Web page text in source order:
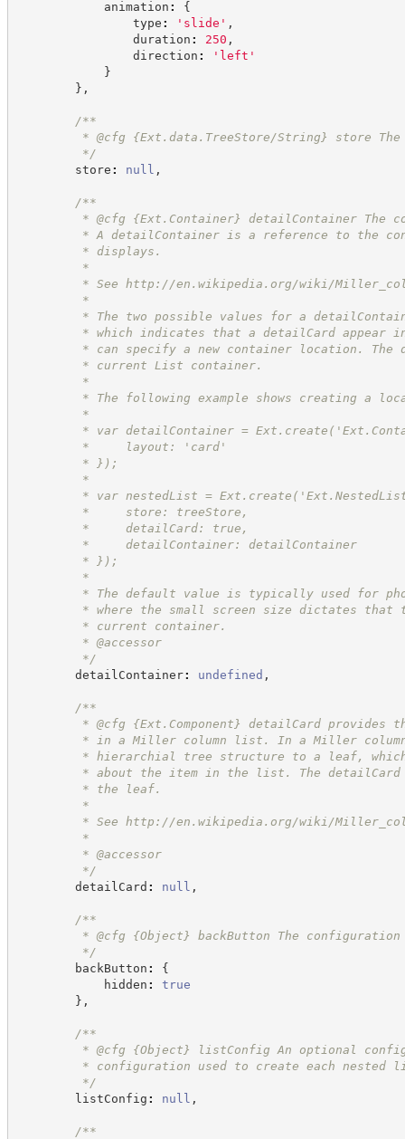
animation :
{
type : ' slide ' ,
duration : 250 ,
direction : ' left '
}
} ,
/**
* @cfg {Ext.data.TreeStore/String} store The
*/
store : null ,
/**
* @cfg {Ext.Container}
detailContainer The
* A detailContainer is a reference to the
* displays.
*
* See http://en.wikipedia.org/wiki/
*
* The two possible values for a
* which indicates that a detailCard appear in
* can specify a new container location. The
* current List container.
*
* The following example shows creating a
*
* var detailContainer =
*     layout: 'card'
* });
*
* var nestedList =
*     store: treeStore,
*     detailCard: true,
*     detailContainer: detailContainer
* });
*
* The default value is typically used for
* where the small screen size dictates that
* current container.
* @accessor
*/
detailContainer: undefined ,
/**
* @cfg {Ext.Component}
detailCard provides
* in a Miller column list. In a Miller column,
* hierarchial tree structure to a leaf, which
* about the item in the list. The detailCard
* the leaf.
*
* See http://en.wikipedia.org/wiki/
*
* @accessor
*/
detailCard : null ,
/**
* @cfg {Object}
backButton The
*/
backButton :
{
hidden :
true
} ,
/**
* @cfg {Object}
listConfig An optional
* configuration used to create each nested
*/
listConfig : null ,
/**